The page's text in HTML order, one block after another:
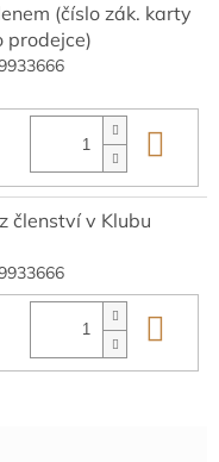
(číslo zák. karty
prodejce)
členství v Klubu